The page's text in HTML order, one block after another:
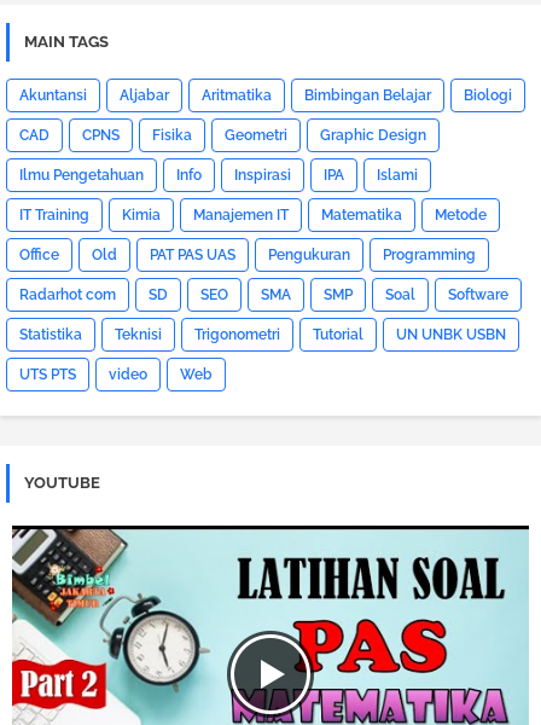
MAIN TAGS
Akuntansi Aljabar Aritmatika Bimbingan Belajar Biologi
CAD CPNS Fisika Geometri Graphic Design
Ilmu Pengetahuan Info Inspirasi IPA Islami
IT Training Kimia Manajemen IT Matematika Metode
Office Old PAT PAS UAS Pengukuran Programming
Radarhot com SD SEO SMA SMP Soal Software
Statistika Teknisi Trigonometri Tutorial UN UNBK USBN
UTS PTS video Web
YOUTUBE